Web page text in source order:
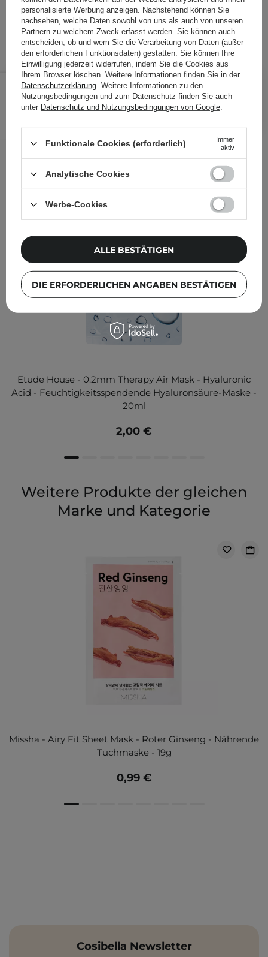
1,20 € /Stk.
IN DEN WARENKORB
Produktcode: 24678
Folgende Produkte wurden von
anderen Kunden geprüft
Etude House - 0.2mm Therapy Air Mask - Hyaluronic
Acid - Feuchtigkeitsspendende Hyaluronsäure-Maske -
20ml
2,00 €
Weitere Produkte der gleichen
Marke und Kategorie
Missha - Airy Fit Sheet Mask - Roter Ginseng - Nährende
Tuchmaske - 19g
0,99 €
Cosibella Newsletter
personalisierte Werbung anzeigen. Nachstehend können Sie
nachsehen, welche Daten sowohl von uns als auch von unseren
Partnern zu welchem Zweck erfasst werden. Sie können auch
entscheiden, ob und wem Sie die Verarbeitung von Daten (außer
den erforderlichen Funktionsdaten) gestatten. Sie können Ihre
Einwilligung jederzeit widerrufen, indem Sie die Cookies aus
Ihrem Browser löschen. Weitere Informationen finden Sie in der
Datenschutzerklärung . Weitere Informationen zu den
Nutzungsbedingungen und zum Datenschutz finden Sie auch
unter Datenschutz und Nutzungsbedingungen von Google
Funktionale Cookies (erforderlich)
Immer
aktiv
Analytische Cookies
Werbe-Cookies
DIE ERFORDERLICHEN ANGABEN BESTÄTIGEN
ALLE BESTÄTIGEN